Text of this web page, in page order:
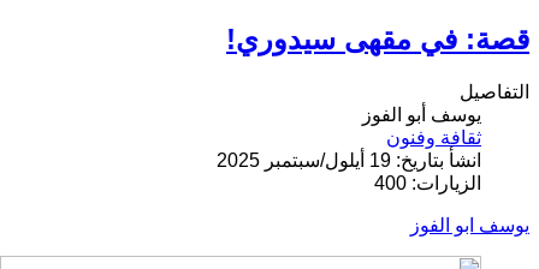
قصة: في مقهى سيدوري!
التفاصيل
يوسف أبو الفوز
ثقافة وفنون
انشأ بتاريخ: 19 أيلول/سبتمبر 2025
الزيارات: 400
يوسف ابو الفوز